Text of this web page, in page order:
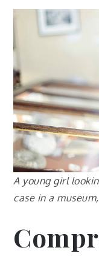
A young girl
case in a